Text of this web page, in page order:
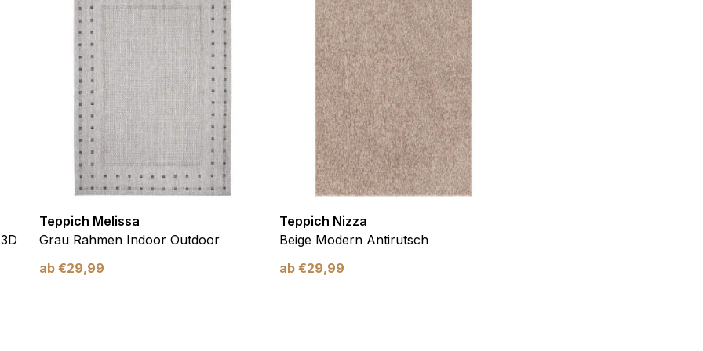
Teppich Melissa
Grau Rahmen Indoor Outdoor
ab €29,99
Teppich Nizza
Beige Modern Antirutsch
ab €29,99
Betreibern zu verstehen, wie sich verschiedene Benutzer auf der Website verhalten,
sammeln und melden.
verwendet, um Benutzer über Websites hinweg zu verfolgen. Das Ziel ist es, Anzeigen
Benutzer relevant und ansprechend sind und somit wertvoller für Herausgeber und
sind solche, die analysiert werden und noch keiner Kategorie zugeordnet wurden.
Meine Einstellungen speichern Alle akzeptieren